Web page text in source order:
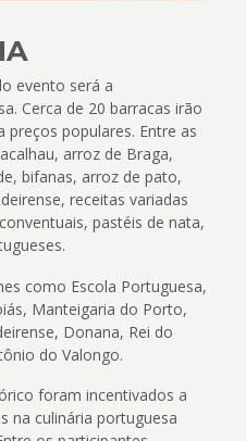
evento será a
Cerca de 20 barracas irão
populares. Entre as
arroz de Braga,
bifanas, arroz de pato,
receitas variadas
pastéis de nata,
como Escola Portuguesa,
Manteigaria do Porto,
Donana, Rei do
do Valongo.
foram incentivados a
na culinária portuguesa